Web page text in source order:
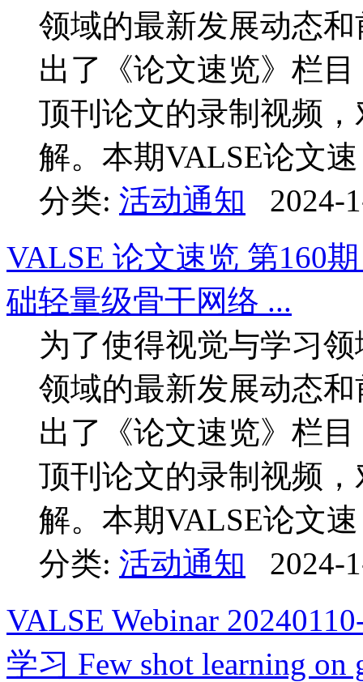
领域的最新发展动态
出了《论文速览》栏
顶刊论文的录制视频
解。本期VALSE论文
分类: 活动通知
2024-
VALSE 论文速览 第160
础轻量级骨干网络 ...
为了使得视觉与学习
领域的最新发展动态
出了《论文速览》栏
顶刊论文的录制视频
解。本期VALSE论文
分类: 活动通知
2024-
VALSE Webinar
学习 Few shot learning on